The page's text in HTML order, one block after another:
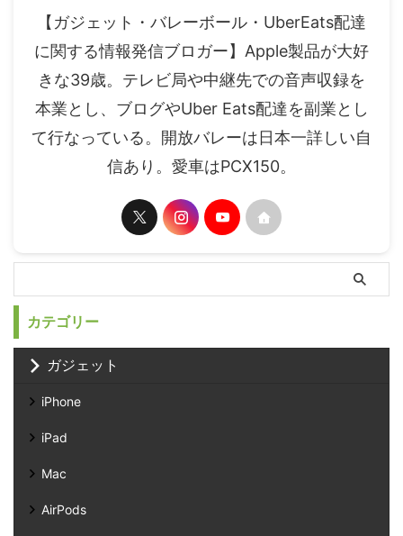
【ガジェット・バレーボール・UberEats配達
に関する情報発信ブロガー】Apple製品が大好
きな39歳。テレビ局や中継先での音声収録を
本業とし、ブログやUber Eats配達を副業とし
て行なっている。開放バレーは日本一詳しい自
信あり。愛車はPCX150。
カテゴリー
ガジェット
iPhone
iPad
Mac
AirPods